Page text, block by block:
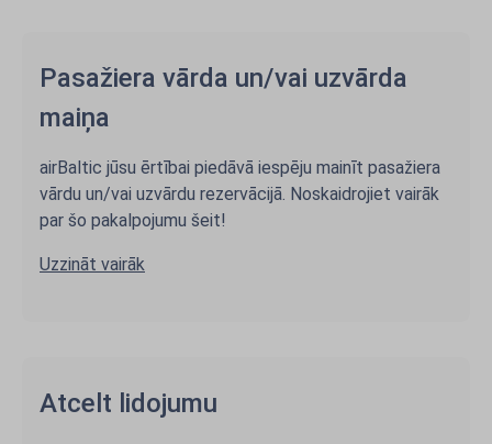
Pasažiera vārda un/vai uzvārda
maiņa
airBaltic jūsu ērtībai piedāvā iespēju mainīt pasažiera
vārdu un/vai uzvārdu rezervācijā. Noskaidrojiet vairāk
par šo pakalpojumu šeit!
Uzzināt vairāk
Atcelt lidojumu